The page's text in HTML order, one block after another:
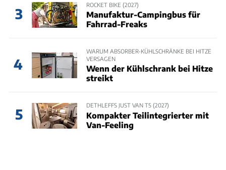
3
ROCKET BIKE (2027)
Manufaktur-Campingbus für
Fahrrad-Freaks
4
WARUM ABSORBER-KÜHLSCHRÄNKE BEI HITZE
VERSAGEN
Wenn der Kühlschrank bei Hitze
streikt
5
DETHLEFFS JUST VAN T5 (2027)
Kompakter Teilintegrierter mit
Van-Feeling